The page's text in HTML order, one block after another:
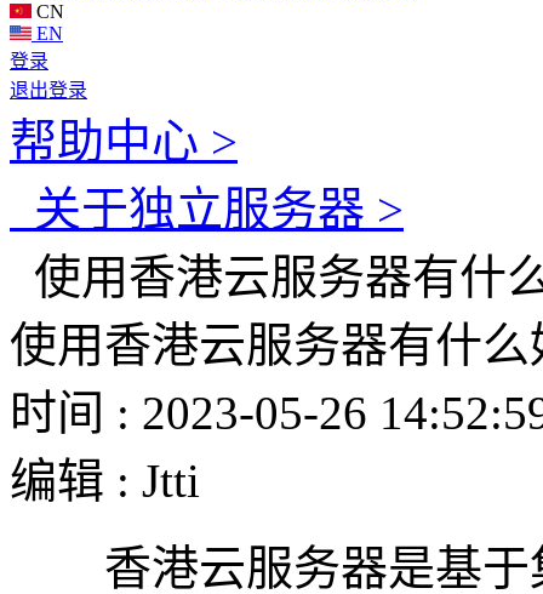
CN
EN
登录
退出登录
帮助中心 >
关于独立服务器 >
使用香港云服务器有什
使用香港云服务器有什么
时间 : 2023-05-26
编辑 : Jtti
香港云服务器是基于